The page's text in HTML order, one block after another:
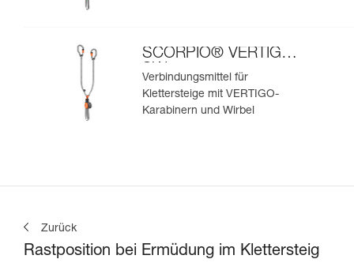
SCORPIO® VERTIGO
SW
Verbindungsmittel für
Klettersteige mit VERTIGO-
Karabinern und Wirbel
Zurück
Rastposition bei Ermüdung im Klettersteig